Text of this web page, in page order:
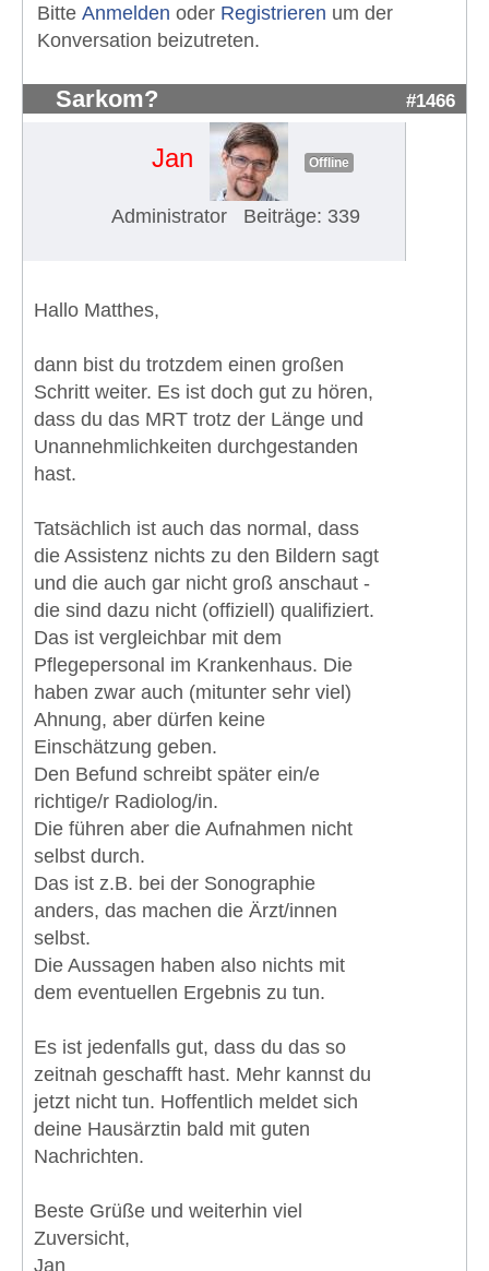
Bitte Anmelden oder Registrieren um der
Konversation beizutreten.
Sarkom? #1466
Jan Offline
Administrator Beiträge: 339
Hallo Matthes,
dann bist du trotzdem einen großen
Schritt weiter. Es ist doch gut zu hören,
dass du das MRT trotz der Länge und
Unannehmlichkeiten durchgestanden
hast.
Tatsächlich ist auch das normal, dass
die Assistenz nichts zu den Bildern sagt
und die auch gar nicht groß anschaut -
die sind dazu nicht (offiziell) qualifiziert.
Das ist vergleichbar mit dem
Pflegepersonal im Krankenhaus. Die
haben zwar auch (mitunter sehr viel)
Ahnung, aber dürfen keine
Einschätzung geben.
Den Befund schreibt später ein/e
richtige/r Radiolog/in.
Die führen aber die Aufnahmen nicht
selbst durch.
Das ist z.B. bei der Sonographie
anders, das machen die Ärzt/innen
selbst.
Die Aussagen haben also nichts mit
dem eventuellen Ergebnis zu tun.
Es ist jedenfalls gut, dass du das so
zeitnah geschafft hast. Mehr kannst du
jetzt nicht tun. Hoffentlich meldet sich
deine Hausärztin bald mit guten
Nachrichten.
Beste Grüße und weiterhin viel
Zuversicht,
Jan